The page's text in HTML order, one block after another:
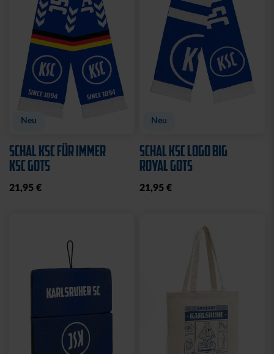
Neu
SCHAL KSC FÜR IMMER
KSC GOTS
21,95 €
Neu
SCHAL KSC LOGO BIG
ROYAL GOTS
21,95 €